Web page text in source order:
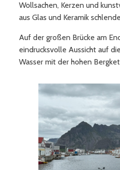
Wollsachen, Kerzen und
aus Glas und Keramik
Auf der großen Brücke am
eindrucksvolle Aussicht auf
Wasser mit der hohen